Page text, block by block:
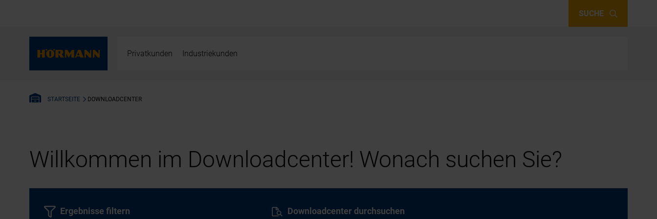
SUCHE
Privatkunden Industriekunden
STARTSEITE DOWNLOADCENTER
Willkommen im Downloadcenter! Wonach suchen Sie?
Downloadcenter durchsuchen
Ergebnisse filtern